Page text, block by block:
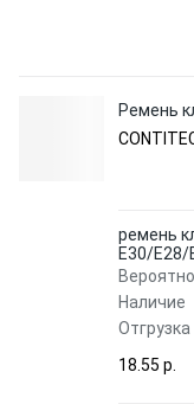
Ремень
ремень
E30/E28/
Наличие
Отгрузка
18.55 p.